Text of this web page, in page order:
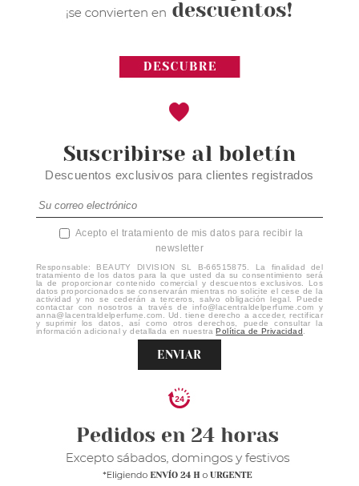
Suscribirse al boletín
Descuentos exclusivos para clientes registrados
Acepto el tratamiento de mis datos para recibir la
newsletter
Responsable: BEAUTY DIVISION SL B-66515875. La finalidad del
tratamiento de los datos para la que usted da su consentimiento será
la de proporcionar contenido comercial y descuentos exclusivos. Los
datos proporcionados se conservarán mientras no solicite el cese de la
actividad y no se cederán a terceros, salvo obligación legal. Puede
contactar con nosotros a través de info@lacentraldelperfume.com y
anna@lacentraldelperfume.com. Ud. tiene derecho a acceder, rectificar
y suprimir los datos, así como otros derechos, puede consultar la
información adicional y detallada en nuestraPolítica de Privacidad
ENVIAR